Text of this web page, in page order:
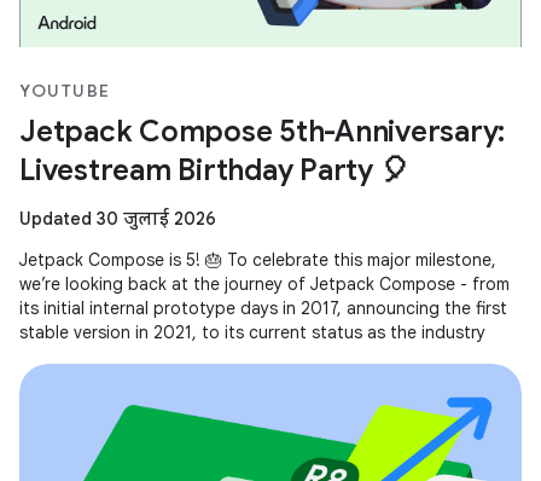
YOUTUBE
Jetpack Compose 5th-Anniversary:
Livestream Birthday Party 🎈
Updated 30 जुलाई 2026
Jetpack Compose is 5! 🎂 To celebrate this major milestone,
we’re looking back at the journey of Jetpack Compose - from
its initial internal prototype days in 2017, announcing the first
stable version in 2021, to its current status as the industry